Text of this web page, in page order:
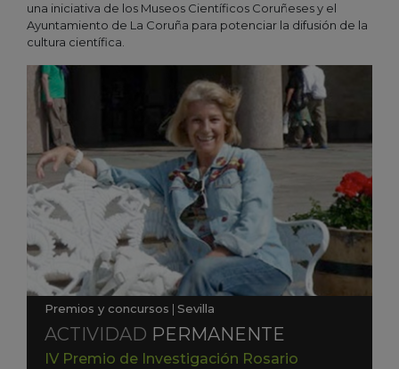
una iniciativa de los Museos Científicos Coruñeses y el
Ayuntamiento de La Coruña para potenciar la difusión de la
cultura científica.
Premios y concursos | Sevilla
ACTIVIDAD PERMANENTE
IV Premio de Investigación Rosario